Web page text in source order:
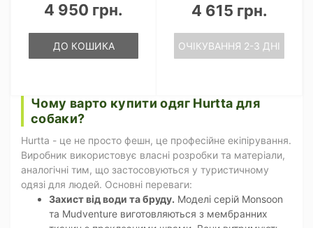
4 950 грн.
ДО КОШИКА
4 615 грн.
ОЧІКУВАННЯ 2-3 ДНІ
Чому варто купити одяг Hurtta для
собаки?
Hurtta - це не просто фешн, це професійне екіпірування.
Виробник використовує власні розробки та матеріали,
аналогічні тим, що застосовуються у туристичному
одязі для людей. Основні переваги:
Захист від води та бруду. Моделі серій Monsoon
та Mudventure виготовляються з мембранних